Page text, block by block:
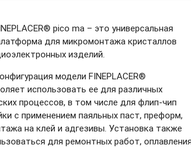
pico ma – это универсальная
для микромонтажа кристаллов
изделий.
модели FINEPLACER®
использовать ее для различных
процессов, в том числе для флип-чип
с применением паяльных паст, преформ,
на клей и адгезивы. Установка также
для ремонтных работ,